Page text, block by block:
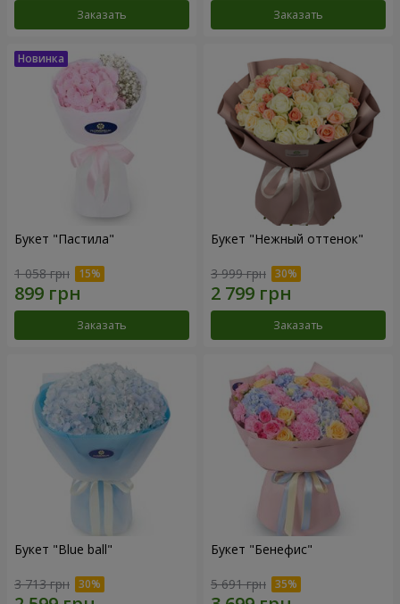
Заказать Заказать
Букет "Пастила"
1 058 грн
Заказать
Букет "Нежный оттенок"
3 999 грн
Заказать
Букет "Blue ball"
3 713 грн
Букет "Бенефис"
5 691 грн